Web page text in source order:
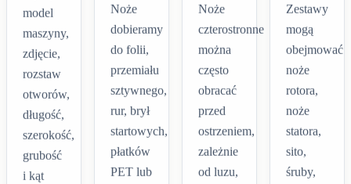
model
maszyny,
zdjęcie,
rozstaw
otworów,
długość,
szerokość,
grubość
i kąt
Noże
dobieramy
do folii,
przemiału
sztywnego,
rur, brył
startowych,
płatków
PET lub
Noże
czterostronne
można
często
obracać
przed
ostrzeniem,
zależnie
od luzu,
Zestawy
mogą
obejmować
noże
rotora,
noże
statora,
sito,
śruby,